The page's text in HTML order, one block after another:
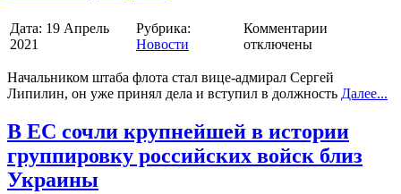
Дата: 19 Апрель
2021
Рубрика:
Новости
Комментарии
отключены
Начальником штаба флота стал вице-адмирал Сергей
Липилин, он уже принял дела и вступил в должность Далее...
В ЕС сочли крупнейшей в истории
группировку российских войск близ
Украины